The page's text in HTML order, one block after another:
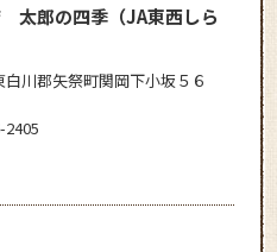
太郎の四季（JA東西しら
白川郡矢祭町関岡下小坂５６
2405